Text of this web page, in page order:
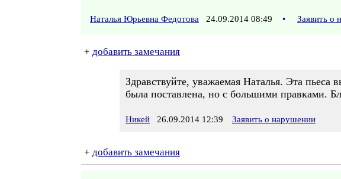
Наталья Юрьевна Федотова 24.09.2014 08:49 • Заявить о
+ добавить замечания
Здравствуйте, уважаемая Наталья. Эта пьеса
была поставлена, но с большими правками.
Никей 26.09.2014 12:39 Заявить о нарушении
+ добавить замечания